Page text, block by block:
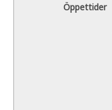
Öppettider